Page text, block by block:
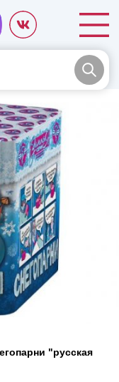
"русская